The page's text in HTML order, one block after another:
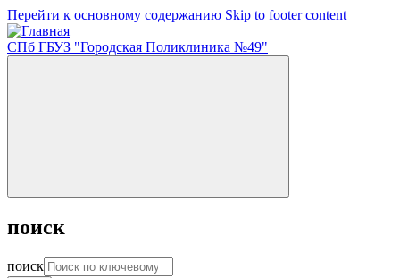
Перейти к основному содержанию Skip to footer content
СПб ГБУЗ "Городская Поликлиника №49"
поиск
поиск